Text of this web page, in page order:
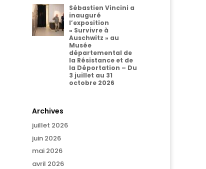
Sébastien Vincini a
inauguré
l’exposition
« Survivre à
Auschwitz » au
Musée
départemental de
la Résistance et de
la Déportation – Du
3 juillet au 31
octobre 2026
Archives
juillet 2026
juin 2026
mai 2026
avril 2026